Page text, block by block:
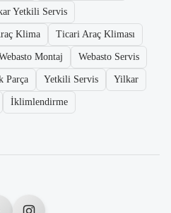
Yetkili Servis
Klima Ticari Araç Kliması
Montaj Webasto Servis
Parça Yetkili Servis Yilkar
İklimlendirme